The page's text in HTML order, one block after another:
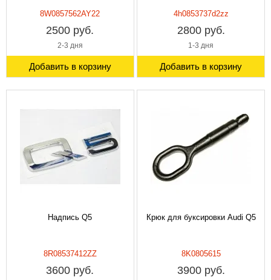
8W0857562AY22
2500 руб.
2-3 дня
Добавить в корзину
4h0853737d2zz
2800 руб.
1-3 дня
Добавить в корзину
Надпись Q5
8R08537412ZZ
3600 руб.
Крюк для буксировки Audi Q5
8K0805615
3900 руб.